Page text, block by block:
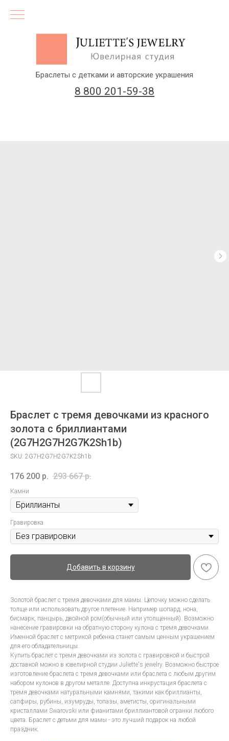
8 800 201-59-38
Браслеты с детками и авторские украшения
Браслет с тремя девочками из красного
золота с бриллиантами
(2G7H2G7H2G7K2Sh1b)
SKU: 2G7H2G7H2G7K2Sh1b
176 200 р. 293 667 р.
Камни
Гравировка
Добавить в корзину
Золотой браслет с тремя девочками для мамы. Цепочку можно сделать
толще или использовать другое плетение. Например шопард, нона,
бисмарк, панцырь, двойной ром(обычный или утолщенный). Возможно
нанесение гравировки на обратную сторону кулона с тремя девочками.
Именной браслет с метрикой ребенка станет самым ценным украшением
для его обладательницы.
Купить браслет с тремя девочками из золота с гравировкой и быстрой
доставкой можно в ювелирной студии Juliette's jewelry. Возможно быстрое
изготовление браслета с тремя девочками или браслета с любым другим
набором кулонов в другом металле. Доступна инкрустация браслета с
тремя девочками натуральными камнями, такими как бриллианты,
сапфиры, рубины, изумруды, топазы, аметисты, оригинальными
кристаллами Swarovski или фианитами бриллиантовой огранки любого
цвета. Браслет с детьми для мамы - это лучший подарок на любой
праздник.